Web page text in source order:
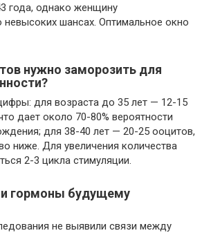
года, однако женщину
шансах. Оптимальное окно
нужно заморозить для
для возраста до 35 лет — 12-15
дает около 70-80% вероятности
для 38-40 лет — 20-25 ооцитов,
ниже. Для увеличения количества
2-3 цикла стимуляции.
гормоны будущему
не выявили связи между